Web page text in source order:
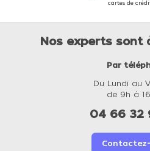
cartes de
Nos experts sont
Par
Du Lundi au
de 9h à
04 66 32